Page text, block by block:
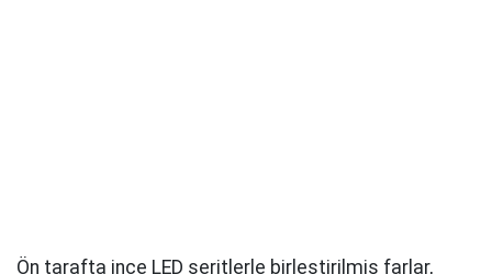
Ön tarafta ince LED şeritlerle birleştirilmiş farlar,